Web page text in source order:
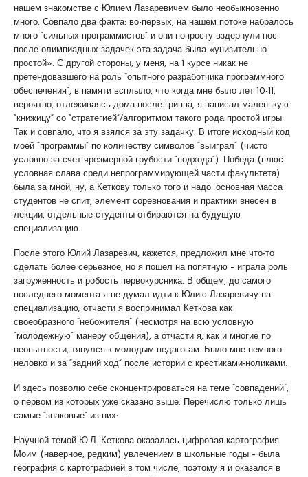
нашем знакомстве с Юлием Лазаревичем было необыкновенно
много. Совпало два факта: во-первых, на нашем потоке набралось
много “сильных программистов” и они попросту вздернули нос:
после олимпиадных задачек эта задача была «унизительно
простой». С другой стороны, у меня, на 1 курсе никак не
претендовавшего на роль “опытного разработчика программного
обеспечения”, в памяти всплыло, что когда мне было лет 10-11,
вероятно, отлеживаясь дома после гриппа, я написал маленькую
“книжицу” со “стратегией”/алгоритмом такого рода простой игры.
Так и совпало, что я взялся за эту задачку. В итоге исходный код
моей “программы” по количеству символов “выиграл” (чисто
условно за счет чрезмерной грубости “подхода”). Победа (плюс
условная слава среди непрограммирующей части факультета)
была за мной, ну, а Кеткову только того и надо: основная масса
студентов не спит, элемент соревнования и практики внесен в
лекции, отдельные студенты отбираются на будущую
специализацию.
После этого Юлий Лазаревич, кажется, предложил мне что-то
сделать более серьезное, но я пошел на попятную – играла роль
загруженность и робость первокурсника. В общем, до самого
последнего момента я не думал идти к Юлию Лазаревичу на
специализацию; отчасти я воспринимал Кеткова как
своеобразного “небожителя” (несмотря на всю условную
“молодежную” манеру общения), а отчасти я, как и многие по
неопытности, тянулся к молодым педагогам. Было мне немного
неловко и за “задний ход” после истории с крестиками-ноликами.
И здесь позволю себе сконцентрироваться на теме “совпадений”,
о первом из которых уже сказано выше. Перечислю только лишь
самые “знаковые” из них:
Научной темой Ю.Л. Кеткова оказалась цифровая картография.
Моим (наверное, редким) увлечением в школьные годы – была
география с картографией в том числе, поэтому я и оказался в